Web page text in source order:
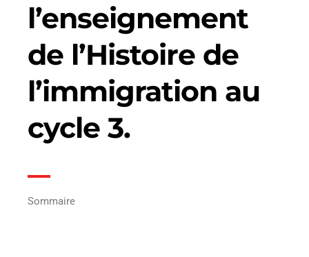
l’enseignement
de l’Histoire de
l’immigration au
cycle 3.
Sommaire